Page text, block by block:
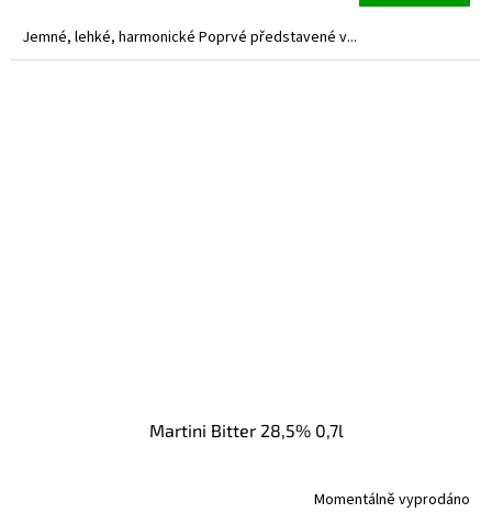
Jemné, lehké, harmonické Poprvé představené v...
Martini Bitter 28,5% 0,7l
Momentálně vyprodáno